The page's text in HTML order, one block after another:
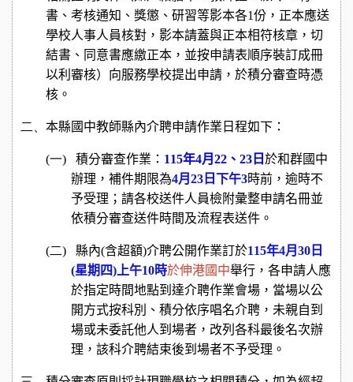
書、考核通知、獎懲、研習等影本各1份，正本應送
學校人事人員核對，影本請蓋與正本相符核章，切
結書、同意書應繳正本，並按申請表順序裝訂成冊
以利審核） 向服務學校提出申請 ，於積分審查時憑
核 。
二、 本縣國中教師縣內介聘申請作業日程如下：
(一) 積分審查作業： 115年4月 22 、 23 日 於和群國中
辦理，補件期限為4月 23 日下午3時前 ，逾時不
予受理；請各校送件人員檢附彙整申請名冊並
依積分審查送件時間及流程表送件。
(二) 縣內(含超額)介聘公開作業訂於115年4月 30 日
(星期四) 上午10時於伸港國中舉行，各申請人應
於指定時間地點到達介聘作業會場，當場以公
開方式按科別、積分依序唱名介聘，未親自到
場或未委託他人到場者，改列各科最後名次辦
理，該科介聘結束後到場者不予受理。